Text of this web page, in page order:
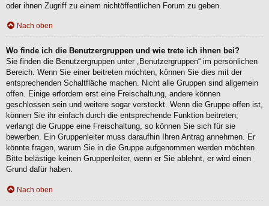
oder ihnen Zugriff zu einem nichtöffentlichen Forum zu geben.
Nach oben
Wo finde ich die Benutzergruppen und wie trete ich ihnen bei?
Sie finden die Benutzergruppen unter „Benutzergruppen“ im persönlichen
Bereich. Wenn Sie einer beitreten möchten, können Sie dies mit der
entsprechenden Schaltfläche machen. Nicht alle Gruppen sind allgemein
offen. Einige erfordern erst eine Freischaltung, andere können
geschlossen sein und weitere sogar versteckt. Wenn die Gruppe offen ist,
können Sie ihr einfach durch die entsprechende Funktion beitreten;
verlangt die Gruppe eine Freischaltung, so können Sie sich für sie
bewerben. Ein Gruppenleiter muss daraufhin Ihren Antrag annehmen. Er
könnte fragen, warum Sie in die Gruppe aufgenommen werden möchten.
Bitte belästige keinen Gruppenleiter, wenn er Sie ablehnt, er wird einen
Grund dafür haben.
Nach oben